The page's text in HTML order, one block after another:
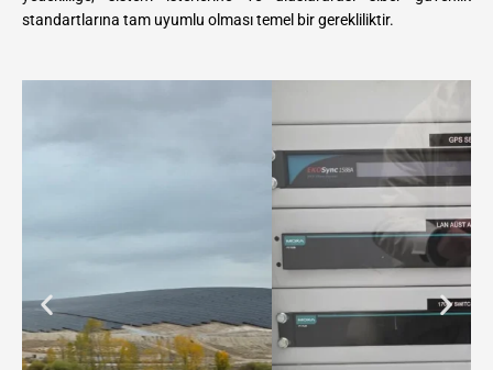
standartlarına tam uyumlu olması temel bir gerekliliktir.